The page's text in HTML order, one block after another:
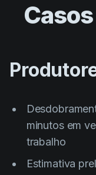
Storyboards &
Budgeting
Script Analysis
Script Synopsis
Folhas de Serviço
Preços
All
Cinemagic
Recursos
Programa de
Casos
minutos em
trabalho
Estimativa